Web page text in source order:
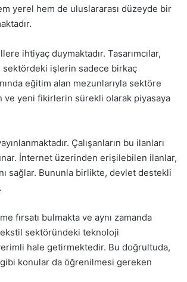
yerel hem de uluslararası düzeyde bir
ihtiyaç duymaktadır. Tasarımcılar,
sektördeki işlerin sadece birkaç
eğitim alan mezunlarıyla sektöre
ve yeni fikirlerin sürekli olarak piyasaya
Çalışanların bu ilanları
İnternet üzerinden erişilebilen ilanlar,
sağlar. Bununla birlikte, devlet destekli
fırsatı bulmakta ve aynı zamanda
sektöründeki teknoloji
hale getirmektedir. Bu doğrultuda,
konular da öğrenilmesi gereken